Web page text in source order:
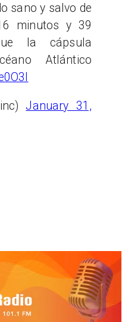
sano y salvo de
minutos y 39
la cápsula
Atlántico
January 31,